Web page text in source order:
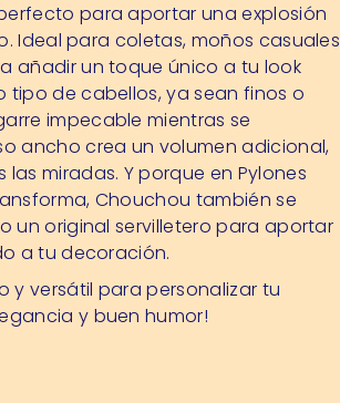
para aportar una explosión
Ideal para coletas, moños casuales
añadir un toque único a tu look
de cabellos, ya sean finos o
impecable mientras se
ancho crea un volumen adicional,
miradas. Y porque en Pylones
Chouchou también se
un original servilletero para aportar
a tu decoración.
y versátil para personalizar tu
y buen humor!